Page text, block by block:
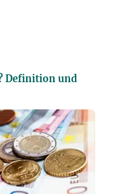
Definition und